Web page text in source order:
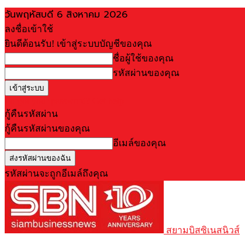
วันพฤหัสบดี 6 สิงหาคม 2026
ลงชื่อเข้าใช้
ยินดีต้อนรับ! เข้าสู่ระบบบัญชีของคุณ
ชื่อผู้ใช้ของคุณ
รหัสผ่านของคุณ
กู้คืนรหัสผ่าน
กู้คืนรหัสผ่านของคุณ
อีเมล์ของคุณ
รหัสผ่านจะถูกอีเมล์ถึงคุณ
สยามบิสซิเนสนิวส์